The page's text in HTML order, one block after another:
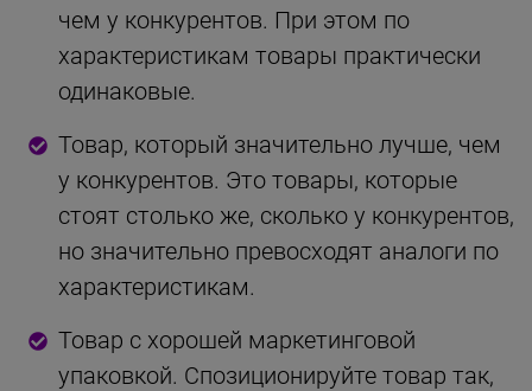
чем у конкурентов. При этом по
характеристикам товары практически
одинаковые.
Товар, который значительно лучше, чем
у конкурентов. Это товары, которые
стоят столько же, сколько у конкурентов,
но значительно превосходят аналоги по
характеристикам.
Товар с хорошей маркетинговой
упаковкой. Спозиционируйте товар так,